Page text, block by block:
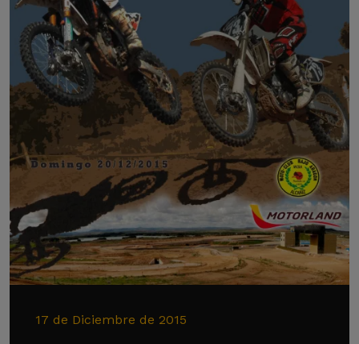
17 de Diciembre de 2015